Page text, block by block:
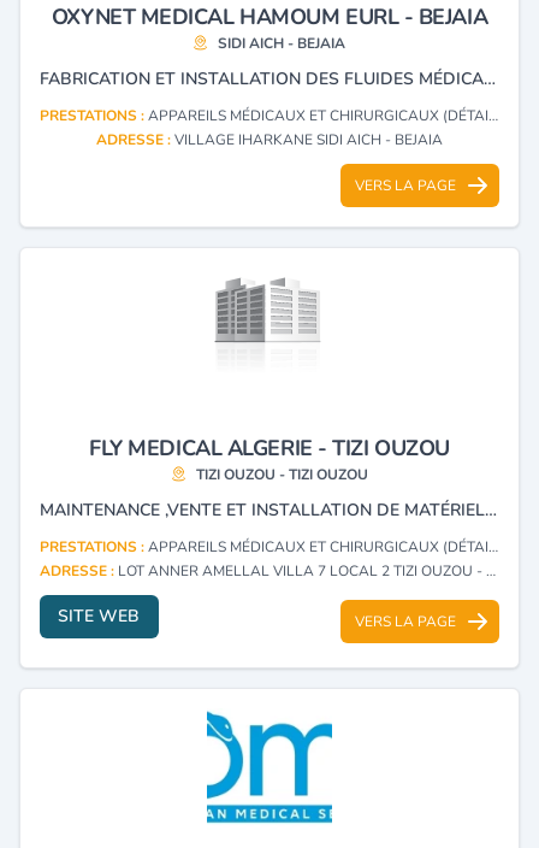
OXYNET MEDICAL HAMOUM EURL - BEJAIA
SIDI AICH - BEJAIA
FABRICATION ET INSTALLATION DES FLUIDES MÉDICAUX, INSTALLATION DES APPAREILS MÉDICAUX CHIRURGICAUX ET FABRICATION DE GAINE TÈTE DE LIT.
PRESTATIONS :APPAREILS MÉDICAUX ET CHIRURGICAUX (DÉTAIL)
ADRESSE :VILLAGE IHARKANE SIDI AICH - BEJAIA
VERS LA PAGE
FLY MEDICAL ALGERIE - TIZI OUZOU
TIZI OUZOU - TIZI OUZOU
MAINTENANCE ,VENTE ET INSTALLATION DE MATÉRIEL MÉDICAL.
PRESTATIONS :APPAREILS MÉDICAUX ET CHIRURGICAUX (DÉTAIL)
ADRESSE : LOT ANNER AMELLAL VILLA 7 LOCAL 2 TIZI OUZOU - TIZI OUZOU
SITE WEB VERS LA PAGE